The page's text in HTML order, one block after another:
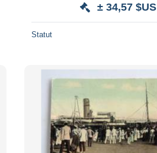
± 34,57 $US
Statut